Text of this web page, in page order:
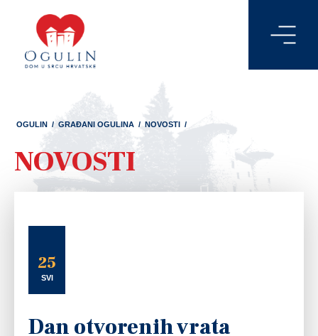
OGULIN / GRAĐANI OGULINA / NOVOSTI /
NOVOSTI
25
SVI
Dan otvorenih vrata